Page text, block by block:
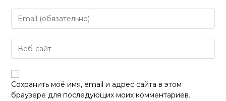
или
чтобы
прокомментировать
свой
адрес,
Введите
URL
сайта
(необязательно)
Сохранить моё имя, email и адрес сайта в этом
браузере для последующих моих комментариев.